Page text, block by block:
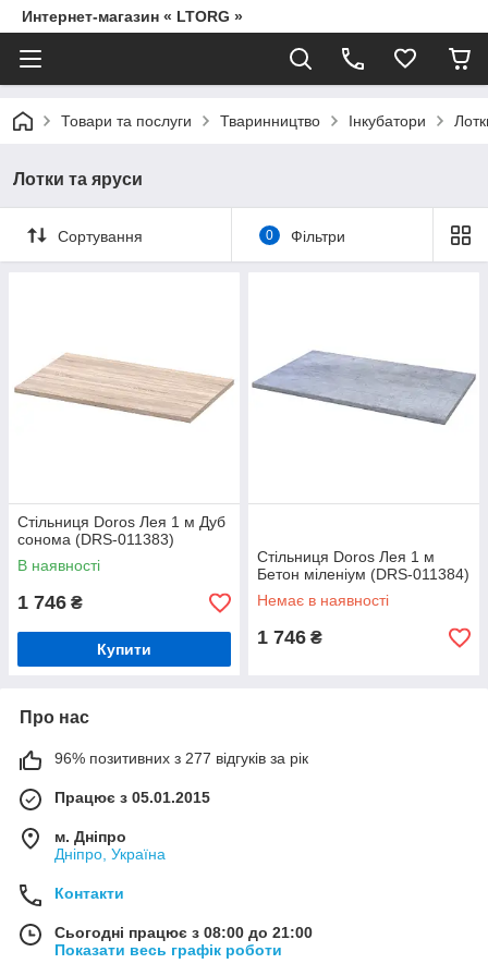
Интернет-магазин « LTORG »
Товари та послуги Тваринництво Інкубатори
Лотки та яруси
Сортування 0 Фільтри
Стільниця Doros Лея 1 м Дуб
сонома (DRS-011383)
В наявності
1 746 ₴
Купити
Стільниця Doros Лея 1 м
Бетон міленіум (DRS-011384)
Немає в наявності
1 746 ₴
Про нас
96% позитивних з 277 відгуків за рік
Працює з 05.01.2015
м. Дніпро
Дніпро, Україна
Контакти
Сьогодні працює з 08:00 до 21:00
Показати весь графік роботи